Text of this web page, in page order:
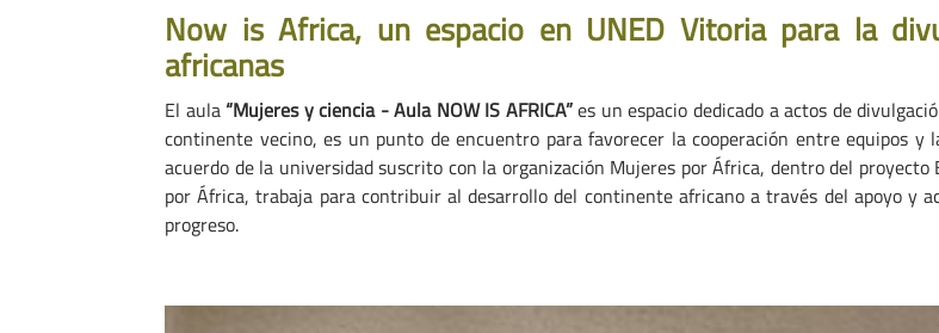
Now is Africa, un espacio en UNED Vitoria para la
africanas
El aula“Mujeres y ciencia - Aula NOW IS AFRICA”es un espacio dedicado a actos de
continente vecino, es un punto de encuentro para favorecer la cooperación entre equipos
acuerdo de la universidad suscrito con la organización Mujeres por África, dentro del
por África, trabaja para contribuir al desarrollo del continente africano a través del apoyo y
progreso.